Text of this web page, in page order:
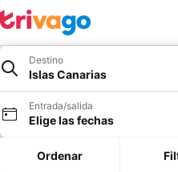
Destino
Islas Canarias
Entrada/salida
Elige las fechas
Ordenar